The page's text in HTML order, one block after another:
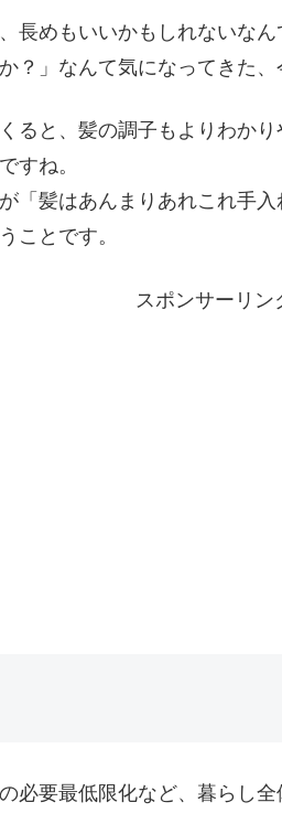
長めもいいかもしれないな
？」なんて気になってきた、
ると、髪の調子もよりわかり
すね。
「髪はあんまりあれこれ手
ことです。
スポンサーリン
必要最低限化など、暮らし